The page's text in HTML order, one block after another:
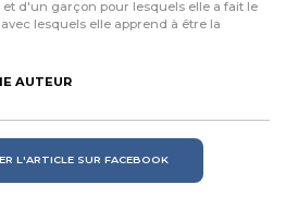
d'un garçon pour lesquels elle a fait le
lesquels elle apprend à être la
AUTEUR
L'ARTICLE SUR FACEBOOK